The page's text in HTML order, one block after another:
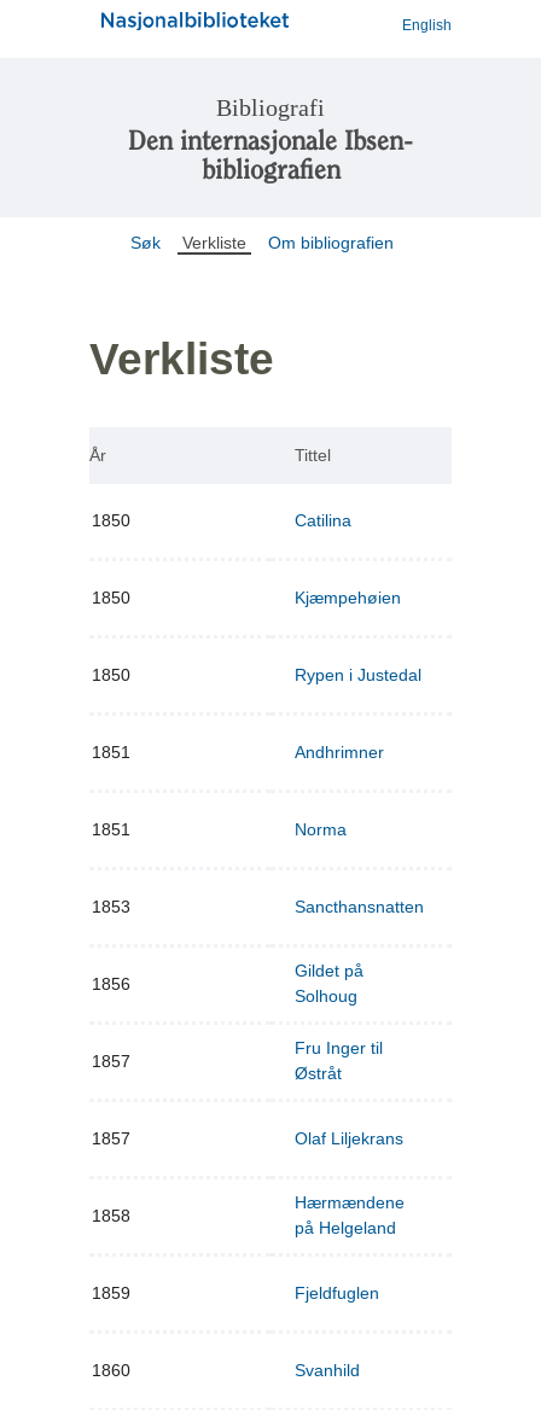
English
Bibliografi
Den internasjonale Ibsen-
bibliografien
Søk Verkliste Om bibliografien
Verkliste
År Tittel
1850 Catilina
1850 Kjæmpehøien
1850 Rypen i Justedal
1851 Andhrimner
1851 Norma
1853 Sancthansnatten
1856
Gildet på
Solhoug
1857
Fru Inger til
Østråt
1857 Olaf Liljekrans
1858
Hærmændene
på Helgeland
1859 Fjeldfuglen
1860 Svanhild